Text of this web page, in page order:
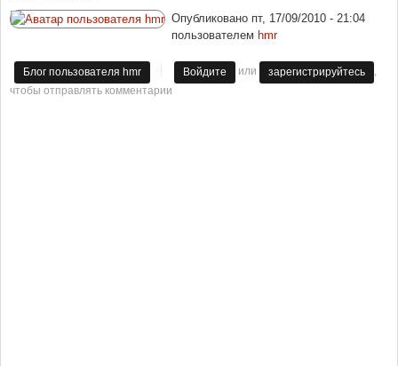
Опубликовано пт, 17/09/2010 - 21:04
пользователем hmr
Блог пользователя hmr Войдите или зарегистрируйтесь
,
чтобы отправлять комментарии